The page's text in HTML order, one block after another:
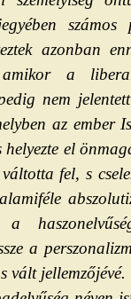
számos
azonban
a
nem
az ember
el
fel, s
a
vált jellemzőjévé.